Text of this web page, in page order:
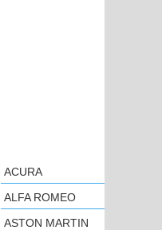
ACURA
ALFA ROMEO
ASTON MARTIN